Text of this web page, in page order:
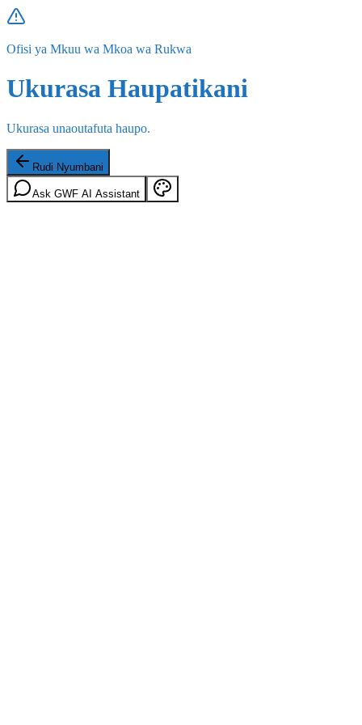
Ofisi ya Mkuu wa Mkoa wa Rukwa
Ukurasa Haupatikani
Ukurasa unaoutafuta haupo.
Rudi Nyumbani
Ask GWF AI Assistant